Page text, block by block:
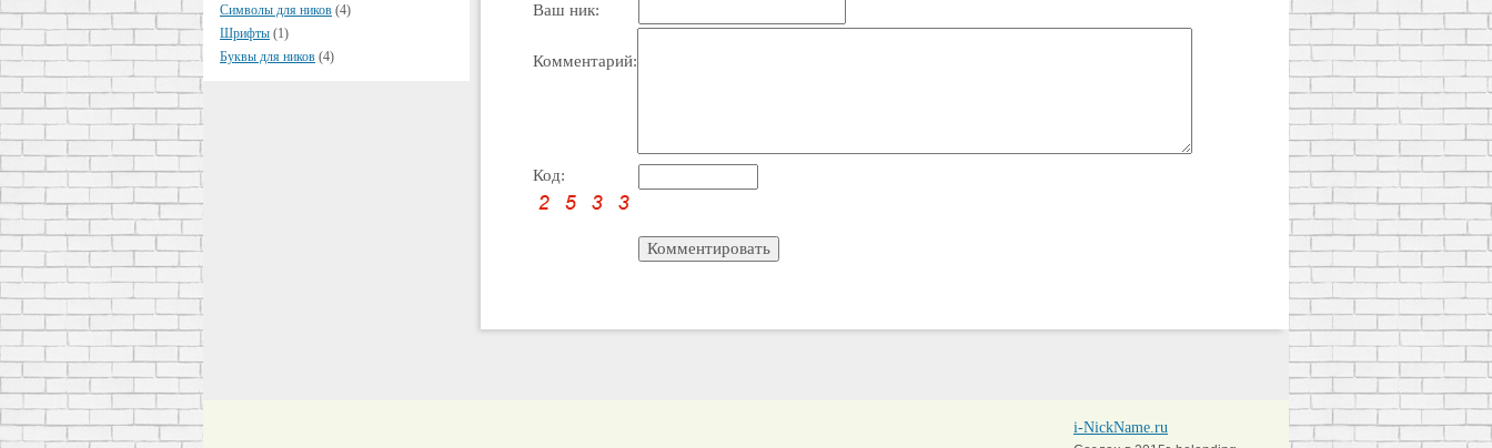
Символы для ников (4)
Шрифты (1)
Буквы для ников (4)
Ваш ник:
Комментарий:
Код:
i-NickName.ru